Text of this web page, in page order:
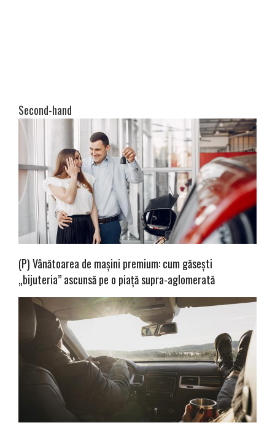
Second-hand
(P) Vânătoarea de mașini premium: cum găsești
„bijuteria” ascunsă pe o piață supra-aglomerată